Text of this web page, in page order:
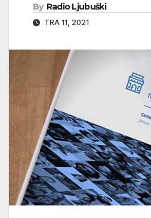
By Radio Ljubuški
TRA 11, 2021